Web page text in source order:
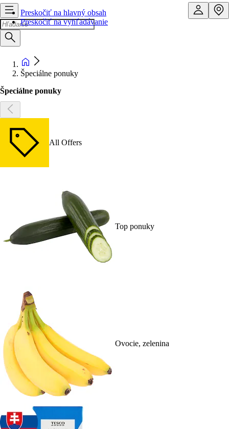
Preskočiť na hlavný obsah
Preskočiť na vyhľadávanie
Špeciálne ponuky
Špeciálne ponuky
All Offers
Top ponuky
Ovocie, zelenina